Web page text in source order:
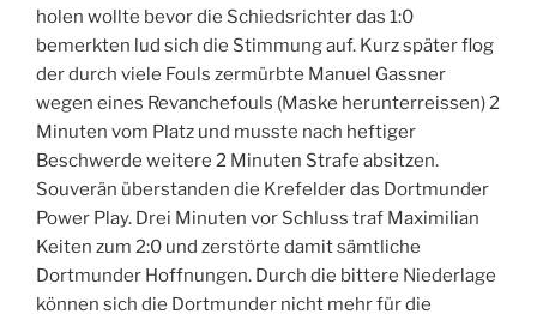
holen wollte bevor die Schiedsrichter das 1:0
bemerkten lud sich die Stimmung auf. Kurz später flog
der durch viele Fouls zermürbte Manuel Gassner
wegen eines Revanchefouls (Maske herunterreissen) 2
Minuten vom Platz und musste nach heftiger
Beschwerde weitere 2 Minuten Strafe absitzen.
Souverän überstanden die Krefelder das Dortmunder
Power Play. Drei Minuten vor Schluss traf Maximilian
Keiten zum 2:0 und zerstörte damit sämtliche
Dortmunder Hoffnungen. Durch die bittere Niederlage
können sich die Dortmunder nicht mehr für die